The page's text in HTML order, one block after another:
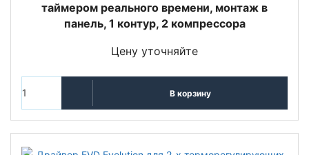
таймером реального времени, монтаж в
панель, 1 контур, 2 компрессора
Цену уточняйте
В корзину